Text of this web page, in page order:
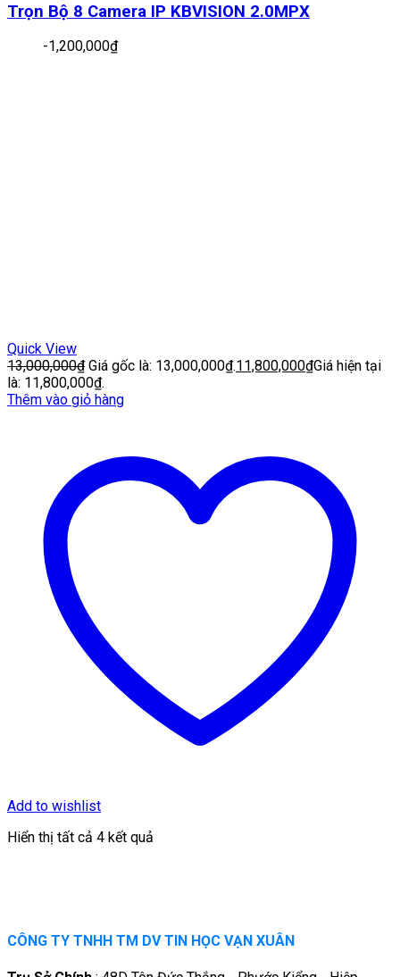
Trọn Bộ 8 Camera IP KBVISION 2.0MPX
-1,200,000₫
Quick View
13,000,000₫ Giá gốc là: 13,000,000₫.11,800,000₫Giá hiện tại
là: 11,800,000₫.
Thêm vào giỏ hàng
Add to wishlist
Hiển thị tất cả 4 kết quả
CÔNG TY TNHH TM DV TIN HỌC VẠN XUÂN